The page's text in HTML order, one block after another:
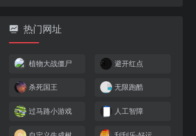
热门网址
植物大战僵尸 避开红点
杀死国王 无限跑酷
过马路小游戏 人工智障